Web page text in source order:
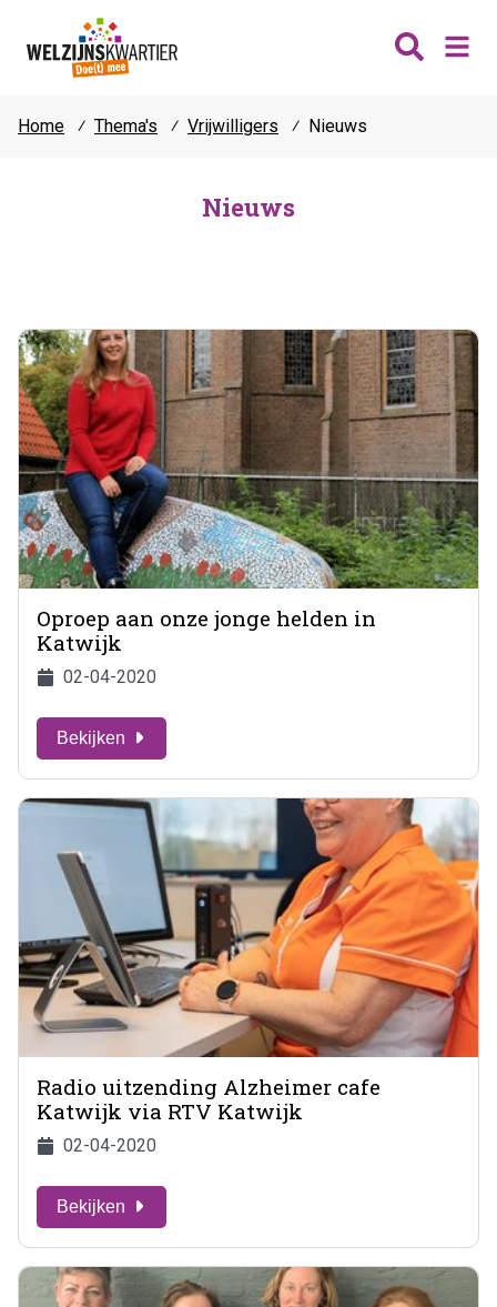
Hillegom
Lisse
Teylingen
Jongeren
Vrijwilligers
Fit & vitaal
Mantelzorg
Verhuur
Home ⁄ Thema's ⁄ Vrijwilligers ⁄ Nieuws
Nieuws
Oproep aan onze jonge helden in
Katwijk
02-04-2020
Bekijken
Radio uitzending Alzheimer cafe
Katwijk via RTV Katwijk
02-04-2020
Bekijken